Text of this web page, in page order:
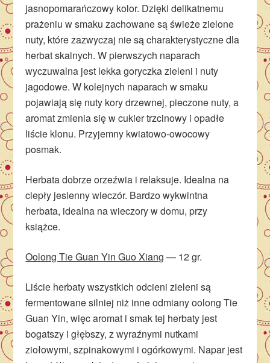
jasnopomarańczowy kolor. Dzięki delikatnemu
prażeniu w smaku zachowane są świeże zielone
nuty, które zazwyczaj nie są charakterystyczne dla
herbat skalnych. W pierwszych naparach
wyczuwalna jest lekka goryczka zieleni i nuty
jagodowe. W kolejnych naparach w smaku
pojawiają się nuty kory drzewnej, pieczone nuty, a
aromat zmienia się w cukier trzcinowy i opadłe
liście klonu. Przyjemny kwiatowo-owocowy
posmak.
Herbata dobrze orzeźwia i relaksuje. Idealna na
ciepły jesienny wieczór. Bardzo wykwintna
herbata, idealna na wieczory w domu, przy
książce.
Oolong Tie Guan Yin Guo Xiang — 12 gr.
Liście herbaty wszystkich odcieni zieleni są
fermentowane silniej niż inne odmiany oolong Tie
Guan Yin, więc aromat i smak tej herbaty jest
bogatszy i głębszy, z wyraźnymi nutkami
ziołowymi, szpinakowymi i ogórkowymi. Napar jest